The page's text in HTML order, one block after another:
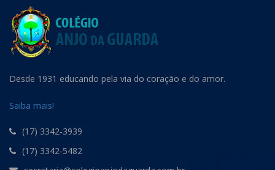
Desde 1931 educando pela via do coração e do amor.
Saiba mais!
(17) 3342-3939
(17) 3342-5482